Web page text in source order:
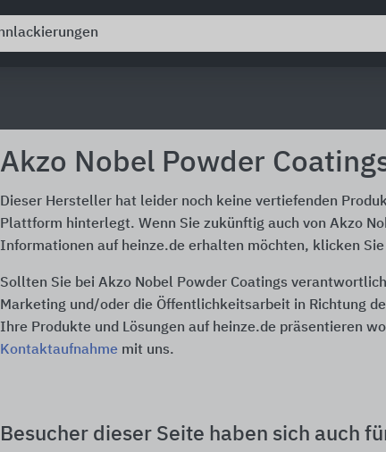
Akzo Nobel Powder
Dieser Hersteller hat leider noch keine vertiefenden
Plattform hinterlegt. Wenn Sie zukünftig auch von Akzo
Informationen auf heinze.de erhalten möchten, klicken
Sollten Sie bei Akzo Nobel Powder Coatings
Marketing und/oder die Öffentlichkeitsarbeit in Richtung
Ihre Produkte und Lösungen auf heinze.de präsentieren
Kontaktaufnahme mit uns.
Besucher dieser Seite haben sich auch